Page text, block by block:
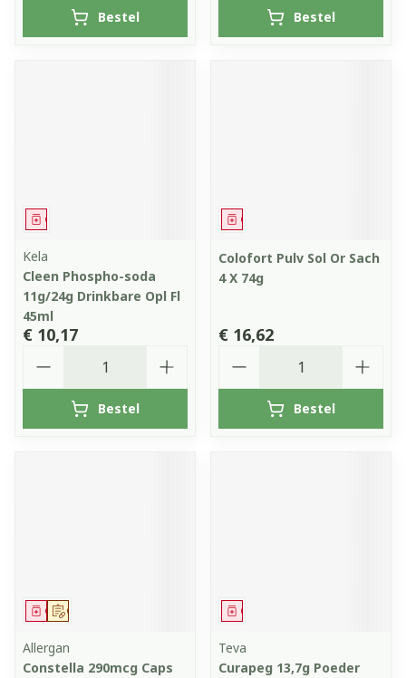
Bestel Bestel
Geneesmiddel
Kela
Cleen Phospho-soda
11g/24g Drinkbare Opl Fl
45ml
€ 10,17
Bestel
Geneesmiddel
Colofort Pulv Sol Or Sach
4 X 74g
€ 16,62
Bestel
Op voorschrift
Geneesmiddel
Allergan
Constella 290mcg Caps
Geneesmiddel
Teva
Curapeg 13,7g Poeder